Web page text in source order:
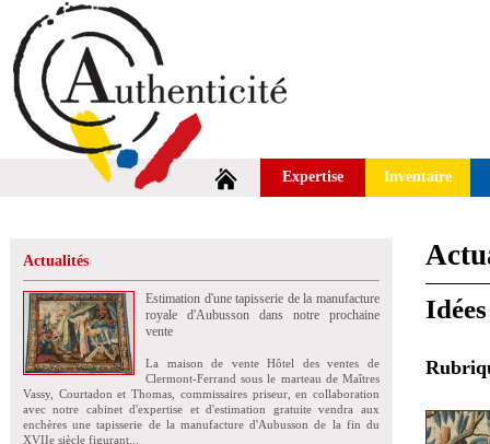
Expertise Inventaire
Actualités
Estimation d'une tapisserie de la manufacture
royale d'Aubusson dans notre prochaine
vente
La maison de vente Hôtel des ventes de
Clermont-Ferrand sous le marteau de Maîtres
Vassy, Courtadon et Thomas, commissaires priseur, en collaboration
avec notre cabinet d'expertise et d'estimation gratuite vendra aux
enchères une tapisserie de la manufacture d'Aubusson de la fin du
XVIIe siècle figurant...